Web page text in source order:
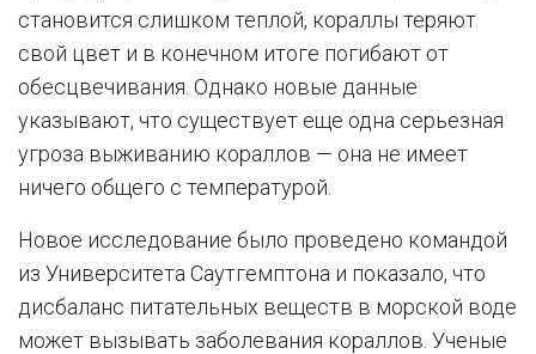
становится слишком теплой, кораллы теряют
свой цвет и в конечном итоге погибают от
обесцвечивания. Однако новые данные
указывают, что существует еще одна серьезная
угроза выживанию кораллов — она не имеет
ничего общего с температурой.
Новое исследование было проведено командой
из Университета Саутгемптона и показало, что
дисбаланс питательных веществ в морской воде
может вызывать заболевания кораллов. Ученые